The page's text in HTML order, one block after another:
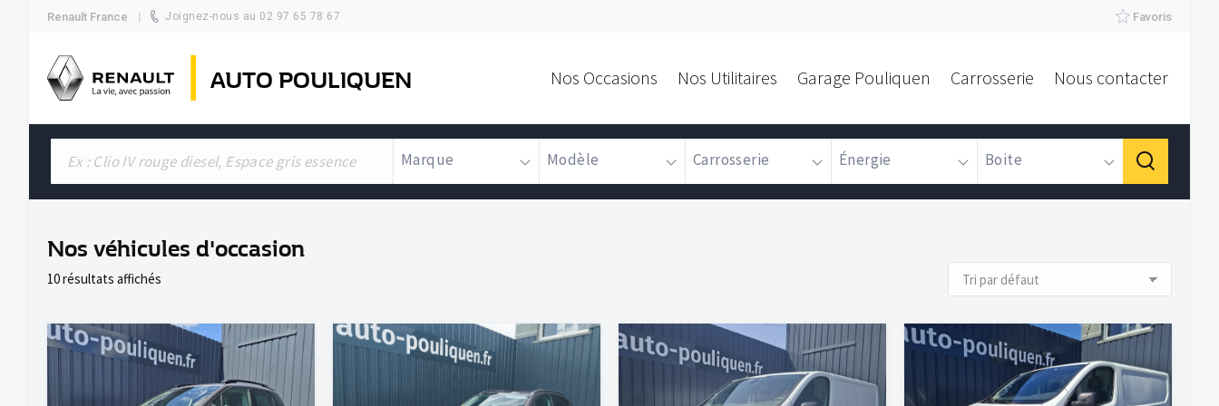
Renault France Joignez-nous au 02 97 65 78 67 Favoris
AUTO POULIQUEN Nos Occasions Nos Utilitaires Garage Pouliquen Carrosserie Nous contacter
Marque Modèle Carrosserie Énergie Boite
Nos véhicules d'occasion
10 résultats affichés